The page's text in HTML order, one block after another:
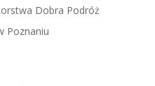
Dobra Podróż
Poznaniu